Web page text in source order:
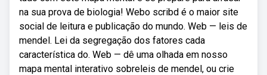
na sua prova de biologia! Webo scribd é o maior site
social de leitura e publicação do mundo. Web — leis de
mendel. Lei da segregação dos fatores cada
característica do. Web — dê uma olhada em nosso
mapa mental interativo sobreleis de mendel, ou crie